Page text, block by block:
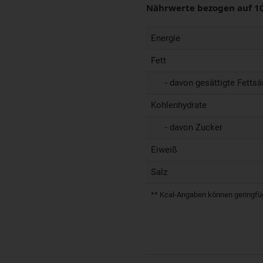
Nährwerte bezogen auf
Energie
Fett
- davon gesättigte
Kohlenhydrate
- davon Zucker
Eiweiß
Salz
** Kcal-Angaben können